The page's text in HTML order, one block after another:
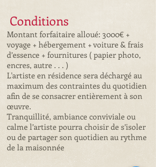
Conditions
Montant forfaitaire alloué: 3000€ +
voyage + hébergement + voiture & frais
d’essence + fournitures ( papier photo,
encres, autre . . . )
L'artiste en résidence sera déchargé au
maximum des contraintes du quotidien
afin de se consacrer entièrement à son
œuvre.
Tranquillité, ambiance conviviale ou
calme l’artiste pourra choisir de s’isoler
ou de partager son quotidien au rythme
de la maisonnée